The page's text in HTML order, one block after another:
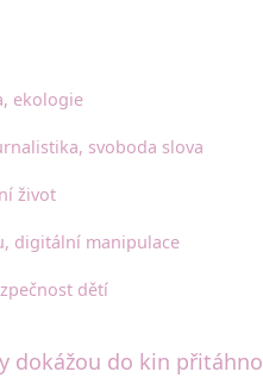
ekologie
svoboda slova
život
digitální manipulace
dětí
dokážou do kin